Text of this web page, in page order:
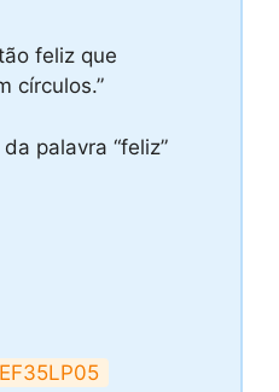
feliz que
círculos.”
palavra “feliz”